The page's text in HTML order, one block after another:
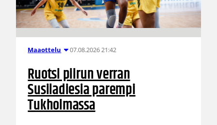
Maaottelu 07.08.2026 21:42
Ruotsi piirun verran
Susiladiesia parempi
Tukholmassa